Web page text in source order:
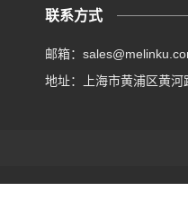
联系方式
邮箱：
地址：上海市黄浦区黄河